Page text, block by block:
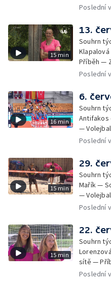
Poslední
15 min
13.
Souhrn
Příběh —
Poslední
16 min
6.
Souhrn
Antifakos
—
Poslední
15 min
29.
Souhrn
Mařík —
—
Poslední
15 min
22.
Souhrn
sítě —
Poslední